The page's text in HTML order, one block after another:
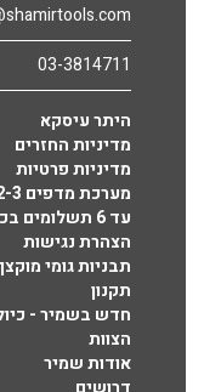
03-3814711
היתר עיסקא
מדיניות החזרים
מדיניות פרטיות
מערכת מדפים Metalisistem Super 1-2-3
עד 6 תשלומים בכרטיס אשראי
הצהרת נגישות
תבניות גומי
תקנון
חדש בשמיר - כיול
הצוות
אודות שמיר